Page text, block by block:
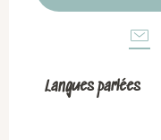
Langues parlées
Langues parlées